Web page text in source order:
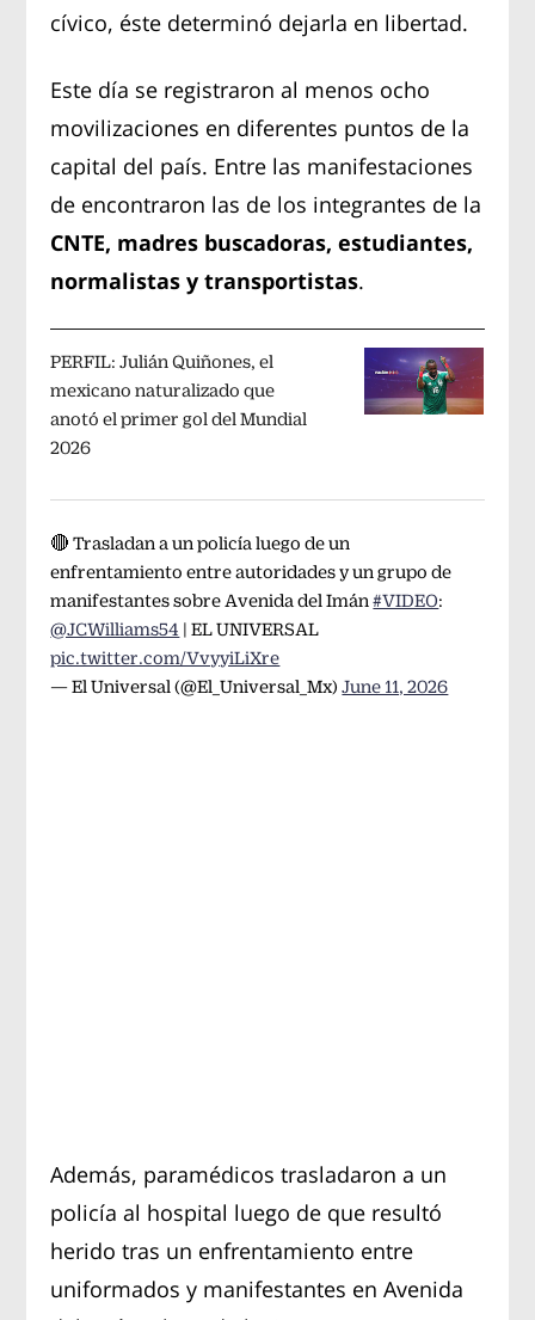
cívico, éste determinó dejarla en libertad.
Este día se registraron al menos ocho
movilizaciones en diferentes puntos de la
capital del país. Entre las manifestaciones
de encontraron las de los integrantes de la
CNTE, madres buscadoras, estudiantes,
normalistas y transportistas.
PERFIL: Julián Quiñones, el
mexicano naturalizado que
anotó el primer gol del Mundial
2026
🔴 Trasladan a un policía luego de un
enfrentamiento entre autoridades y un grupo de
manifestantes sobre Avenida del Imán#VIDEO:
@JCWilliams54 | EL UNIVERSAL
pic.twitter.com/VvyyiLiXre
— El Universal (@El_Universal_Mx)June 11, 2026
Además, paramédicos trasladaron a un
policía al hospital luego de que resultó
herido tras un enfrentamiento entre
uniformados y manifestantes en Avenida